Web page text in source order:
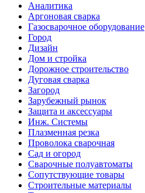
Аналитика
Аргоновая сварка
Газосварочное оборудование
Город
Дизайн
Дом и стройка
Дорожное строительство
Дуговая сварка
Загород
Зарубежный рынок
Защита и аксессуары
Инж. Системы
Плазменная резка
Проволока сварочная
Сад и огород
Сварочные полуавтоматы
Сопутствующие товары
Строительные материалы